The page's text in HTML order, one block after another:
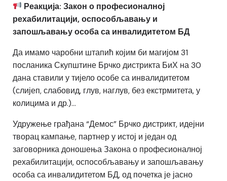
Реакција: Закон о професионалној
рехабилитацији, оспособљавању и
запошљавању особа са инвалидитетом БД
Да имамо чаробни штапић којим би магијом 31
посланика Скупштине Брчко дистрикта БиХ на 30
дана ставили у тијело особе са инвалидитетом
(слијеп, слабовид, глув, наглув, без екстрмитета, у
колицима и др.)…
Удружење грађана “Демос” Брчко дистрикт, идејни
творац кампање, партнер у истој и један од
заговорника доношења Закона о професионалној
рехабилитацији, оспособљавању и запошљавању
особа са инвалидитетом БД, од почетка је јасно